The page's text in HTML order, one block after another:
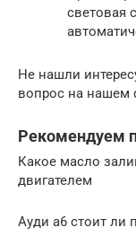
световая
Не нашли
вопрос на нашем
Рекомендуем
Какое масло
двигателем
Ауди а6 стоит ли